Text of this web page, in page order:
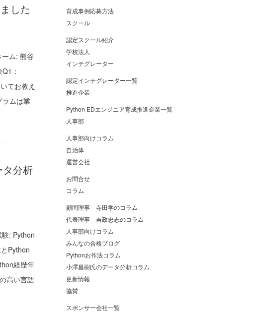
した
ム: 熊谷
：
てお教え
ラムは業
タ分析
: Python
Python
経歴年
高い言語
育成事例応募方法
スクール
認定スクール紹介
学校法人
インテグレーター
認定インテグレーター一覧
推進企業
Python EDエンジニア育成推進企業一覧
人事部
人事部向けコラム
自治体
運営会社
お問合せ
コラム
顧問理事 寺田学のコラム
代表理事 吉政忠志のコラム
人事部向けコラム
みんなの合格ブログ
Pythonお作法コラム
小澤昌樹氏のデータ分析コラム
更新情報
協賛
スポンサー会社一覧